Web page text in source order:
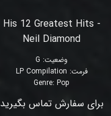
His 12 Greatest Hits -
Neil Diamond
وضعیت:
G
فرمت:
LP Compilation
Genre: Pop
برای سفارش تماس بگیرید